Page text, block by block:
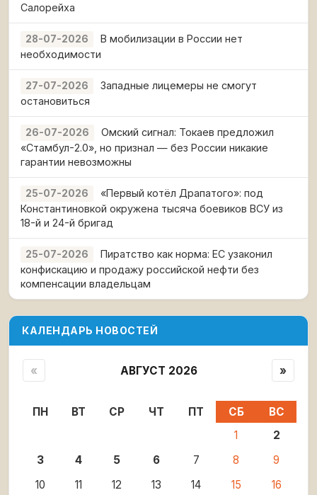
Салорейха
28-07-2026
В мобилизации в России нет
необходимости
27-07-2026
Западные лицемеры не смогут
остановиться
26-07-2026
Омский сигнал: Токаев предложил
«Стамбул-2.0», но признал — без России никакие
гарантии невозможны
25-07-2026
«Первый котёл Драпатого»: под
Константиновкой окружена тысяча боевиков ВСУ из
18-й и 24-й бригад
25-07-2026
Пиратство как норма: ЕС узаконил
конфискацию и продажу российской нефти без
компенсации владельцам
КАЛЕНДАРЬ НОВОСТЕЙ
« АВГУСТ 2026 »
ПН ВТ СР ЧТ ПТ СБ
ВС
1
2
3
4 5 6 7 8
9
10
11 12 13 14 15
16